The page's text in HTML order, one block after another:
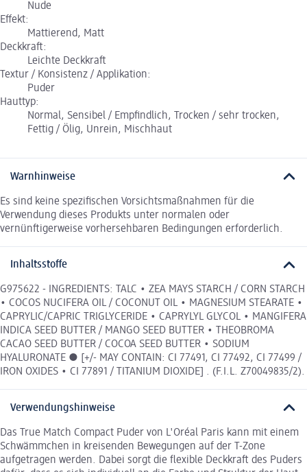
Nude
Effekt:
Mattierend, Matt
Deckkraft:
Leichte Deckkraft
Textur / Konsistenz / Applikation:
Puder
Hauttyp:
Normal, Sensibel / Empfindlich, Trocken / sehr trocken,
Fettig / Ölig, Unrein, Mischhaut
Warnhinweise
Es sind keine spezifischen Vorsichtsmaßnahmen für die
Verwendung dieses Produkts unter normalen oder
vernünftigerweise vorhersehbaren Bedingungen erforderlich.
Inhaltsstoffe
G975622 - INGREDIENTS: TALC • ZEA MAYS STARCH / CORN STARCH
• COCOS NUCIFERA OIL / COCONUT OIL • MAGNESIUM STEARATE •
CAPRYLIC/CAPRIC TRIGLYCERIDE • CAPRYLYL GLYCOL • MANGIFERA
INDICA SEED BUTTER / MANGO SEED BUTTER • THEOBROMA
CACAO SEED BUTTER / COCOA SEED BUTTER • SODIUM
HYALURONATE ● [+/- MAY CONTAIN: CI 77491, CI 77492, CI 77499 /
IRON OXIDES • CI 77891 / TITANIUM DIOXIDE] . (F.I.L. Z70049835/2).
Verwendungshinweise
Das True Match Compact Puder von L'Oréal Paris kann mit einem
Schwämmchen in kreisenden Bewegungen auf der T-Zone
aufgetragen werden. Dabei sorgt die flexible Deckkraft des Puders